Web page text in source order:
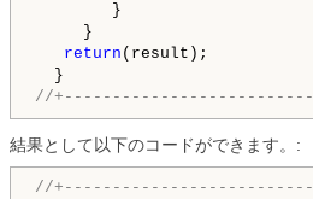
}
}
return (result);
//
結果として以下のコードができます。:
//